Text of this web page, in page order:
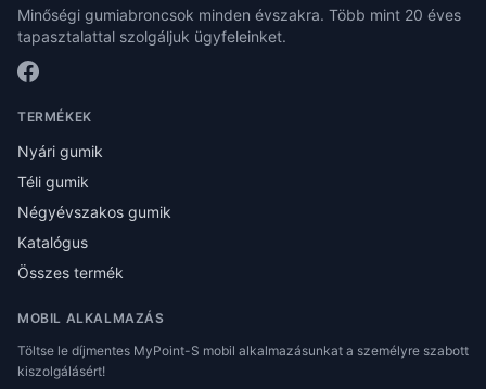
Minőségi gumiabroncsok minden évszakra. Több mint 20 éves
tapasztalattal szolgáljuk ügyfeleinket.
TERMÉKEK
Nyári gumik
Téli gumik
Négyévszakos gumik
Katalógus
Összes termék
MOBIL ALKALMAZÁS
Töltse le díjmentes MyPoint-S mobil alkalmazásunkat a személyre szabott
kiszolgálásért!